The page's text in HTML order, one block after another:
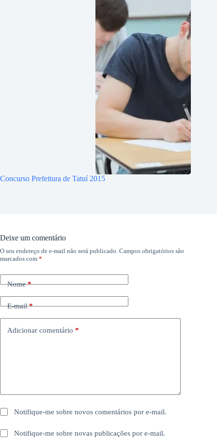
Concurso Prefeitura de Tatuí 2015
Deixe um comentário
O seu endereço de e-mail não será publicado. Campos obrigatórios são
marcados com *
Nome*
E-mail*
Adicionar comentário *
Notifique-me sobre novos comentários por e-mail.
Notifique-me sobre novas publicações por e-mail.